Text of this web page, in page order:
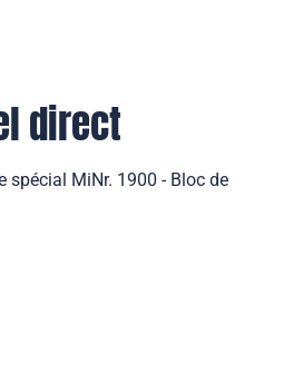
direct
spécial MiNr. 1900 - Bloc de